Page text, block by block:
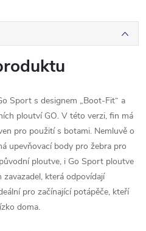
Sport s designem „Boot-Fit“ a
ploutví GO. V této verzi, fin má
pro použití s ​​botami. Nemluvě o
upevňovací body pro žebra pro
ploutve, i Go Sport ploutve
která odpovídají
pro začínající potápěče, kteří
doma.